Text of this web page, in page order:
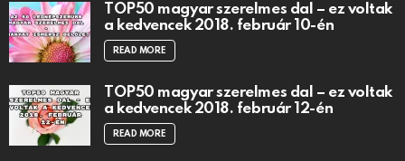
TOP50 magyar szerelmes dal – ez voltak
a kedvencek 2018. február 10-én
READ MORE
TOP50 magyar szerelmes dal – ez voltak
a kedvencek 2018. február 12-én
READ MORE